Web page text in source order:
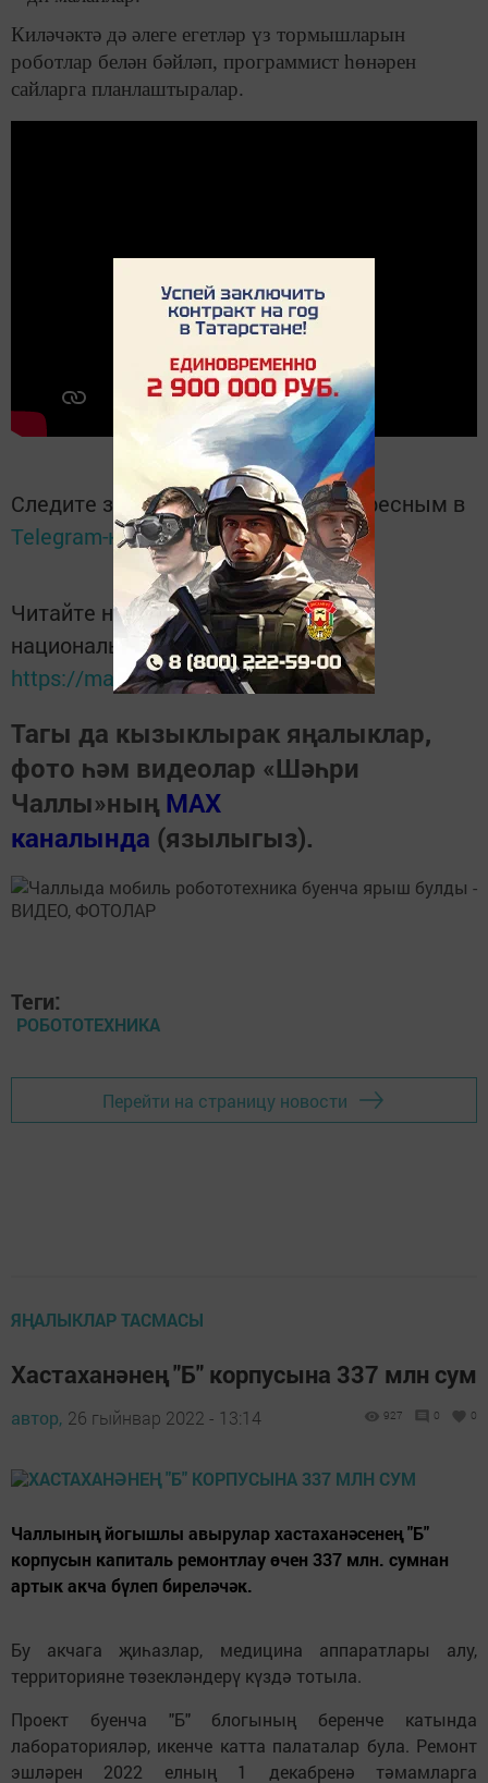
Киләчәктә дә әлеге егетләр үз тормышларын
роботлар белән бәйләп, программист һөнәрен
сайларга планлаштыралар.
Следите за самым важным и интересным в
Telegram-каналеТатмедиа
Читайте новости Татарстана в
национальном мессенджере MАХ:
https://max.ru/tatmedia
Тагы да кызыклырак яңалыклар,
фото һәм видеолар «Шәһри
Чаллы»ның MAX
каналында (язылыгыз).
Теги:
РОБОТОТЕХНИКА
Перейти на страницу новости
ЯҢАЛЫКЛАР ТАСМАСЫ
Хастаханәнең "Б" корпусына 337 млн сум
автор, 26 гыйнвар 2022 - 13:14 927 0 0
Чаллының йогышлы авырулар хастаханәсенең "Б"
корпусын капиталь ремонтлау өчен 337 млн. сумнан
артык акча бүлеп биреләчәк.
Бу акчага җиһазлар, медицина аппаратлары алу,
территорияне төзекләндерү күздә тотыла.
Проект буенча "Б" блогының беренче катында
лабораторияләр, икенче катта палаталар була. Ремонт
эшләрен 2022 елның 1 декабренә тәмамларга